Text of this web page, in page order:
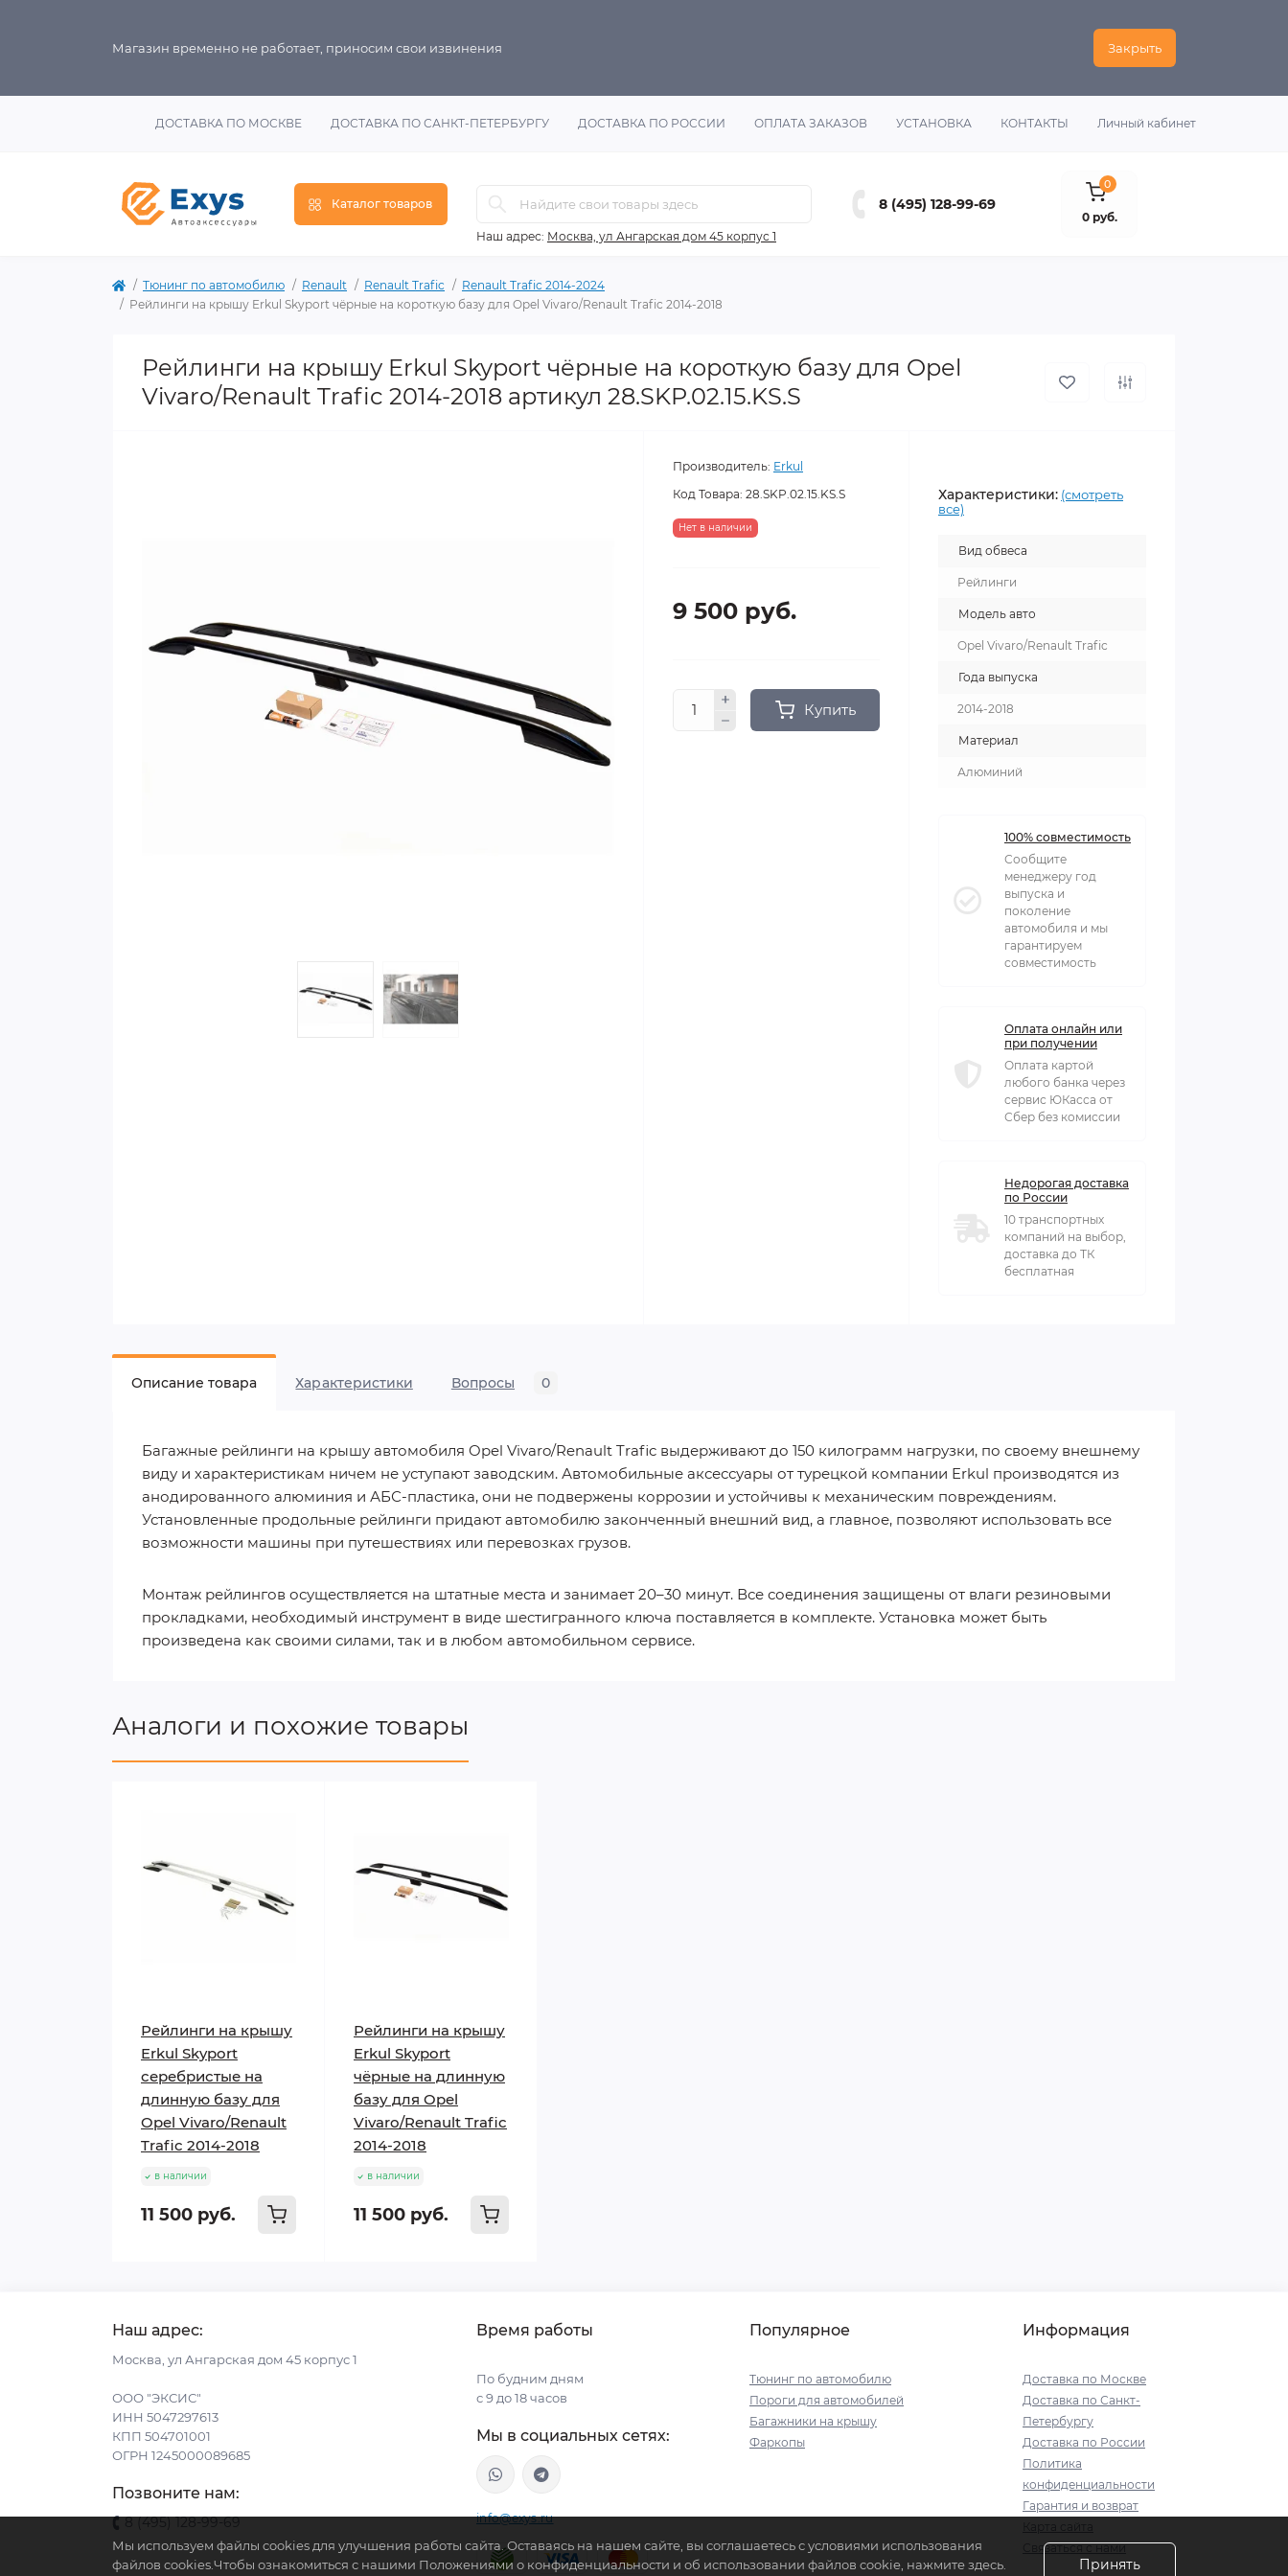
Магазин временно не работает, приносим свои извинения Закрыть
ДОСТАВКА ПО МОСКВЕ ДОСТАВКА ПО САНКТ-ПЕТЕРБУРГУ ДОСТАВКА ПО РОССИИ ОПЛАТА ЗАКАЗОВ УСТАНОВКА КОНТАКТЫ Личный кабинет
Каталог товаров
Наш адрес: Москва, ул Ангарская дом 45 корпус 1
8 (495) 128-99-69
0
0 руб.
Тюнинг по автомобилю Renault Renault Trafic
Renault Trafic 2014-2024
Рейлинги на крышу Erkul Skyport чёрные на короткую базу для Opel Vivaro/Renault Trafic 2014-2018
Рейлинги на крышу Erkul Skyport чёрные на короткую базу для Opel
Vivaro/Renault Trafic 2014-2018 артикул 28.SKP.02.15.KS.S
Производитель: Erkul
Код Товара: 28.SKP.02.15.KS.S
Нет в наличии
9 500 руб.
Купить
Характеристики: (смотреть
все)
Вид обвеса
Рейлинги
Модель авто
Opel Vivaro/Renault Trafic
Года выпуска
2014-2018
Материал
Алюминий
100% совместимость
Сообщите
менеджеру год
выпуска и
поколение
автомобиля и мы
гарантируем
совместимость
Оплата онлайн или
при получении
Оплата картой
любого банка через
сервис ЮКасса от
Сбер без комиссии
Недорогая доставка
по России
10 транспортных
компаний на выбор,
доставка до ТК
бесплатная
Описание товара Характеристики Вопросы 0
Багажные рейлинги на крышу автомобиля Opel Vivaro/Renault Trafic выдерживают до 150 килограмм нагрузки, по своему внешнему
виду и характеристикам ничем не уступают заводским. Автомобильные аксессуары от турецкой компании Erkul производятся из
анодированного алюминия и АБС-пластика, они не подвержены коррозии и устойчивы к механическим повреждениям.
Установленные продольные рейлинги придают автомобилю законченный внешний вид, а главное, позволяют использовать все
возможности машины при путешествиях или перевозках грузов.
Монтаж рейлингов осуществляется на штатные места и занимает 20–30 минут. Все соединения защищены от влаги резиновыми
прокладками, необходимый инструмент в виде шестигранного ключа поставляется в комплекте. Установка может быть
произведена как своими силами, так и в любом автомобильном сервисе.
Аналоги и похожие товары
Рейлинги на крышу
Erkul Skyport
серебристые на
длинную базу для
Opel Vivaro/Renault
Trafic 2014-2018
в наличии
11 500 руб.
Рейлинги на крышу
Erkul Skyport
чёрные на длинную
базу для Opel
Vivaro/Renault Trafic
2014-2018
в наличии
11 500 руб.
Наш адрес:
Москва, ул Ангарская дом 45 корпус 1
ООО "ЭКСИС"
ИНН 5047297613
КПП 504701001
ОГРН 1245000089685
Позвоните нам:
8 (495) 128-99-69
Время работы
По будним дням
с 9 до 18 часов
Мы в социальных сетях:
info@exys.ru
Популярное
Тюнинг по автомобилю
Пороги для автомобилей
Багажники на крышу
Фаркопы
Информация
Доставка по Москве
Доставка по Санкт-
Петербургу
Доставка по России
Политика
конфиденциальности
Гарантия и возврат
Связаться с нами
Мы используем файлы cookies для улучшения работы сайта. Оставаясь на нашем сайте, вы соглашаетесь с условиями использования
файлов cookies.Чтобы ознакомиться с нашими Положениями о конфиденциальности и об использовании файлов cookie, нажмите здесь.
Принять